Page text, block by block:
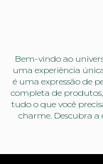
Bem-vindo ao
uma experiência
é uma expressão de
completa de
tudo o que você
charme. Descubra a